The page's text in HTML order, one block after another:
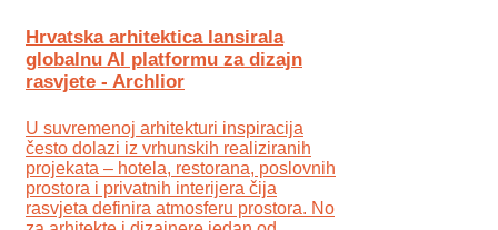
Hrvatska arhitektica lansirala
globalnu AI platformu za dizajn
rasvjete - Archlior
U suvremenoj arhitekturi inspiracija
često dolazi iz vrhunskih realiziranih
projekata – hotela, restorana, poslovnih
prostora i privatnih interijera čija
rasvjeta definira atmosferu prostora. No